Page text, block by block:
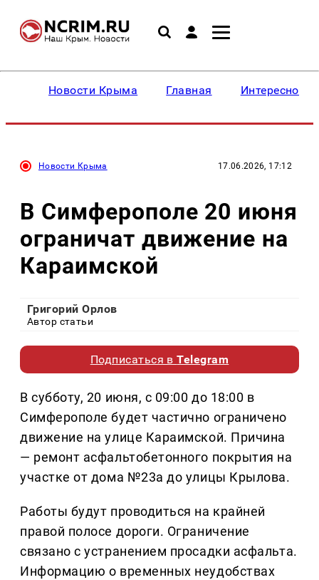
Новости Крыма Главная Интересное
Новости Крыма 17.06.2026, 17:12
В Симферополе 20 июня
ограничат движение на
Караимской
Григорий Орлов
Автор статьи
Подписаться вTelegram
В субботу, 20 июня, с 09:00 до 18:00 в
Симферополе будет частично ограничено
движение на улице Караимской. Причина
— ремонт асфальтобетонного покрытия на
участке от дома №23а до улицы Крылова.
Работы будут проводиться на крайней
правой полосе дороги. Ограничение
связано с устранением просадки асфальта.
Информацию о временных неудобствах